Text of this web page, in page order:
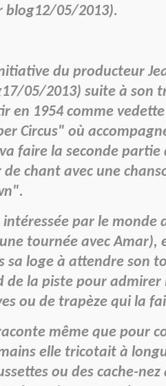
blog12/05/2013).
du producteur
05/2013) suite à son
en 1954 comme
Circus" où
faire la seconde
de chant avec une
intéressée par le
tournée avec Amar),
sa loge à attendre son
de la piste pour admirer
ou de trapèze qui la
même que pour
elle tricotait à
ou des cache-